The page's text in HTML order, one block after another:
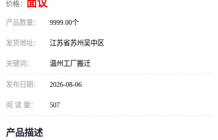
价格： 面议
产品数量： 9999.00个
发货地址： 江苏省苏州吴中区
关键词： 温州工厂搬迁
发布日期： 2026-08-06
阅 读 量： 507
产品描述